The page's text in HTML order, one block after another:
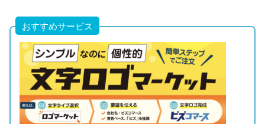
おすすめサービス